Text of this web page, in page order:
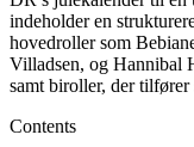
indeholder en
hovedroller som
Villadsen, og Hannibal
samt biroller, der
Contents